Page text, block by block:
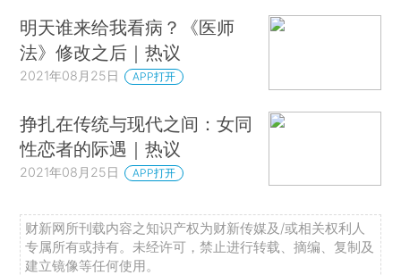
相继佐证了此结果。
因此，一个人能长多高，有60-70%是由遗传
来决定，而其他因素的影响在30-40%。
不过，人体中究竟哪个基因在负责着身高呢？
很遗憾，对于这个问题，目前还没有定论。因
定“身高基因”的具体位置属实复杂。
02 影响身高的后天因素：三分靠打拼
明天谁来给我看病？《医师
法》修改之后｜热议
2021年08月25日 APP打开
挣扎在传统与现代之间：女同
性恋者的际遇｜热议
2021年08月25日 APP打开
财新网所刊载内容之知识产权为财新传媒及/或相关权利人
专属所有或持有。未经许可，禁止进行转载、摘编、复制及
建立镜像等任何使用。